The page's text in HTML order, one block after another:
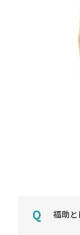
福助